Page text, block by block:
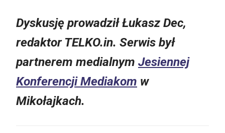
Dyskusję prowadził Łukasz Dec,
redaktor TELKO.in. Serwis był
partnerem medialnym Jesiennej
Konferencji Mediakom w
Mikołajkach.